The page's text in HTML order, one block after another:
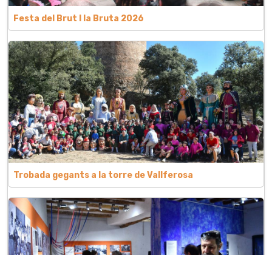
Festa del Brut l la Bruta 2026
Trobada gegants a la torre de Vallferosa